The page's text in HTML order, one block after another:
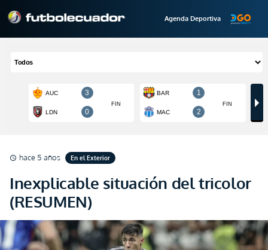
Agenda Deportiva
schedule hace 5 años En el Exterior
Inexplicable situación del tricolor
(RESUMEN)